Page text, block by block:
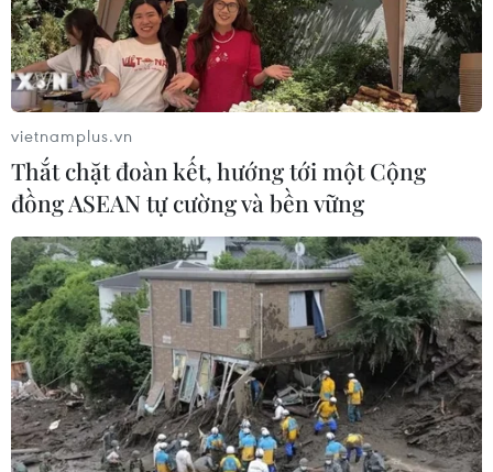
mật được cho là làm lộ năng lực quân sự của một số
đối tác của Mỹ.
Hé lộ thông tin về thủ phạm trong vụ rò rỉ
vietnamplus.vn
Thắt chặt đoàn kết, hướng tới một Cộng
đồng ASEAN tự cường và bền vững